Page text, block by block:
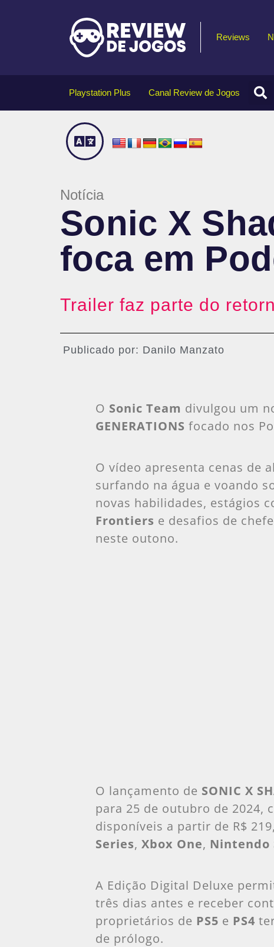
Reviews
Playstation Plus Canal Review de Jogos
Notícia
Sonic X
foca em
Trailer faz parte do
Publicado por: Danilo Manzato
O Sonic Team divulgou um
GENERATIONS focado nos
O vídeo apresenta cenas de
surfando na água e voando
novas habilidades, estágios
Frontiers e desafios de
neste outono.
O lançamento de SONIC X
para 25 de outubro de 2024,
disponíveis a partir de R$
Series, Xbox One, Nintendo
A Edição Digital Deluxe
três dias antes e receber
proprietários de PS5 e PS4
de prólogo.